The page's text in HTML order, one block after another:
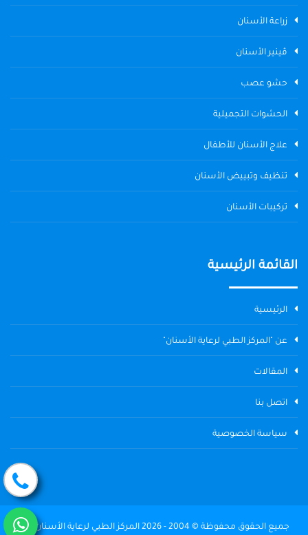
زراعة الأسنان
ڤينير الأسنان
حشو عصب
الحشوات التجميلية
علاج الأسنان للأطفال
تنظيف وتبييض الأسنان
تركيبات الأسنان
القائمة الرئيسية
الرئيسية
عن "المركز الطبي لرعاية الأسنان"
المقالات
اتصل بنا
سياسة الخصوصية
جميع الحقوق محفوظة © 2004 - 2026 المركز الطبي لرعاية الأسنان The